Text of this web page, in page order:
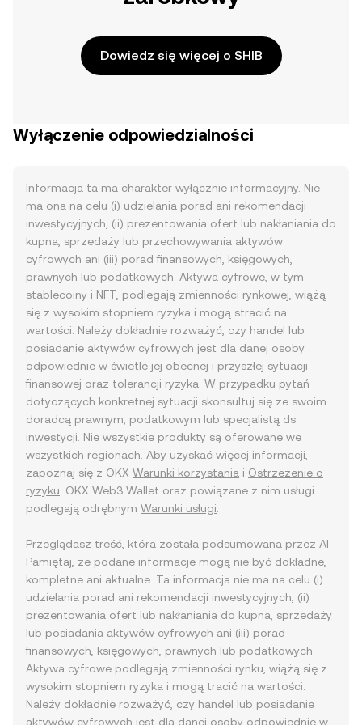
Dowiedz się więcej o SHIB
Wyłączenie odpowiedzialności
Informacja ta ma charakter wyłącznie informacyjny. Nie
ma ona na celu (i) udzielania porad ani rekomendacji
inwestycyjnych, (ii) prezentowania ofert lub nakłaniania do
kupna, sprzedaży lub przechowywania aktywów
cyfrowych ani (iii) porad finansowych, księgowych,
prawnych lub podatkowych. Aktywa cyfrowe, w tym
stablecoiny i NFT, podlegają zmienności rynkowej, wiążą
się z wysokim stopniem ryzyka i mogą stracić na
wartości. Należy dokładnie rozważyć, czy handel lub
posiadanie aktywów cyfrowych jest dla danej osoby
odpowiednie w świetle jej obecnej i przyszłej sytuacji
finansowej oraz tolerancji ryzyka. W przypadku pytań
dotyczących konkretnej sytuacji skonsultuj się ze swoim
doradcą prawnym, podatkowym lub specjalistą ds.
inwestycji. Nie wszystkie produkty są oferowane we
wszystkich regionach. Aby uzyskać więcej informacji,
zapoznaj się z OKX Warunki korzystania i Ostrzeżenie o
ryzyku . OKX Web3 Wallet oraz powiązane z nim usługi
podlegają odrębnym Warunki usługi
Przeglądasz treść, która została podsumowana przez AI.
Pamiętaj, że podane informacje mogą nie być dokładne,
kompletne ani aktualne. Ta informacja nie ma na celu (i)
udzielania porad ani rekomendacji inwestycyjnych, (ii)
prezentowania ofert lub nakłaniania do kupna, sprzedaży
lub posiadania aktywów cyfrowych ani (iii) porad
finansowych, księgowych, prawnych lub podatkowych.
Aktywa cyfrowe podlegają zmienności rynku, wiążą się z
wysokim stopniem ryzyka i mogą tracić na wartości.
Należy dokładnie rozważyć, czy handel lub posiadanie
aktywów cyfrowych jest dla danej osoby odpowiednie w